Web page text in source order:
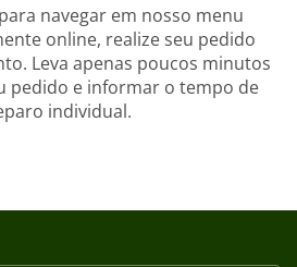
navegar em nosso menu
online, realize seu pedido
Leva apenas poucos minutos
pedido e informar o tempo de
individual.